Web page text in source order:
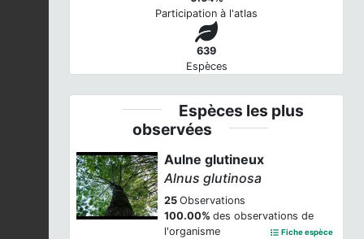
Participation à l'atlas
639
Espèces
Espèces les plus
observées
Aulne glutineux
Alnus glutinosa
25 Observations
100.00% des observations de
l'organisme
Fiche espèce